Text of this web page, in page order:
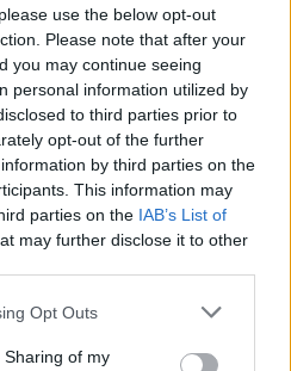
use the below opt-out
Please note that after your
you may continue seeing
personal information utilized by
to third parties prior to
opt-out of the further
by third parties on the
This information may
parties on the IAB’s List of
may further disclose it to other
app uses one or more Google
behaviour. You may click to
Opt Outs
of my
Charles Leclerc